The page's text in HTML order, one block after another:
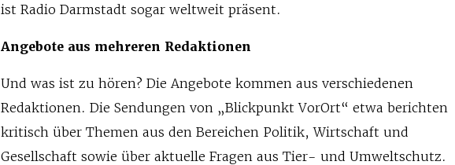
ist Radio Darmstadt sogar weltweit präsent.
Angebote aus mehreren Redaktionen
Und was ist zu hören? Die Angebote kommen aus verschiedenen
Redaktionen. Die Sendungen von „Blickpunkt VorOrt“ etwa berichten
kritisch über Themen aus den Bereichen Politik, Wirtschaft und
Gesellschaft sowie über aktuelle Fragen aus Tier- und Umweltschutz.